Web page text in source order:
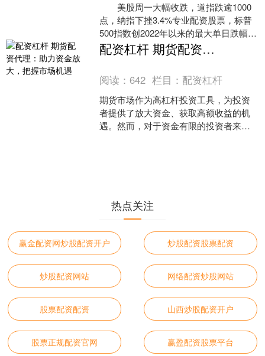
美股周一大幅收跌，道指跌逾1000
点，纳指下挫3.4%专业配资股票，标普
500指数创2022年以来的最大单日跌幅。
对美国经济衰退的担忧使全球市场遭到
抛售。 但今日早盘受日本股
配资杠杆 期货配资代理：助力资金放大，把握市场机遇
阅读：642 栏目： 配资杠杆
期货市场作为高杠杆投资工具，为投资
者提供了放大资金、获取高额收益的机
遇。然而，对于资金有限的投资者来
热点关注
赢金配资网炒股配资开户 炒股配资股票配资
炒股配资网站 网络配资炒股网站
股票配资配资 山西炒股配资开户
股票正规配资官网 赢盈配资股票平台